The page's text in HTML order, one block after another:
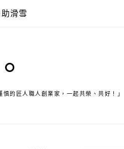
滑雪
的匠人職人創業家，一起共榮、共好！」